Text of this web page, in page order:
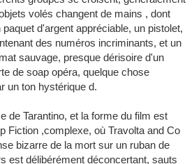
volés changent de mains , dont
d'argent appréciable, un pistolet,
des numéros incriminants, et un
sauvage, presque dérisoire d'un
de soap opéra, quelque chose
un ton hystérique d.
de Tarantino, et la forme du film est
Fiction ,complexe, où Travolta and Co
bizarre de la mort sur ​​un ruban de
est délibérément déconcertant, sauts